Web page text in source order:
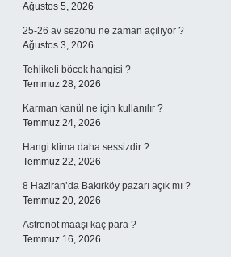
Ağustos 5, 2026
25-26 av sezonu ne zaman açılıyor ?
Ağustos 3, 2026
Tehlikeli böcek hangisi ?
Temmuz 28, 2026
Karman kanül ne için kullanılır ?
Temmuz 24, 2026
Hangi klima daha sessizdir ?
Temmuz 22, 2026
8 Haziran’da Bakırköy pazarı açık mı ?
Temmuz 20, 2026
Astronot maaşı kaç para ?
Temmuz 16, 2026